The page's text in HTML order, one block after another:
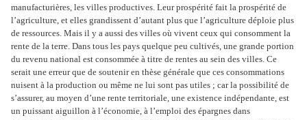
manufacturières, les villes productives. Leur prospérité fait la prospérité de
l’agriculture, et elles grandissent d’autant plus que l’agriculture déploie plus
de ressources. Mais il y a aussi des villes où vivent ceux qui consomment la
rente de la terre. Dans tous les pays quelque peu cultivés, une grande portion
du revenu national est consommée à titre de rentes au sein des villes. Ce
serait une erreur que de soutenir en thèse générale que ces consommations
nuisent à la production ou même ne lui sont pas utiles ; car la possibilité de
s’assurer, au moyen d’une rente territoriale, une existence indépendante, est
un puissant aiguillon à l’économie, à l’emploi des épargnes dans